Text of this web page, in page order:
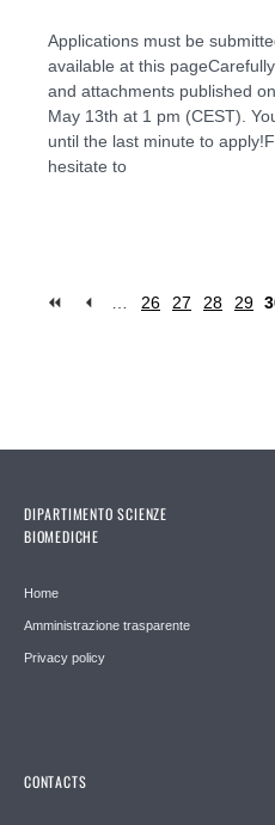
Applications must be
available at this
and attachments published
May 13th at 1 pm (CEST).
until the last minute to
hesitate to
26 27 28 29
DIPARTIMENTO SCIENZE
BIOMEDICHE
Home
Amministrazione trasparente
Privacy policy
CONTACTS